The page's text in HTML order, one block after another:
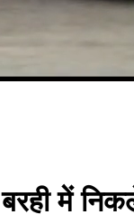
में